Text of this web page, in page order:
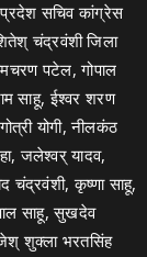
प्रदेश सचिव कांग्रेस
चंद्रवंशी जिला
पटेल, गोपाल
साहू, ईश्वर शरण
योगी, नीलकंठ
जलेश्वर् यादव,
चंद्रवंशी, कृष्णा साहू,
साहू, सुखदेव
शुक्ला भरतसिंह